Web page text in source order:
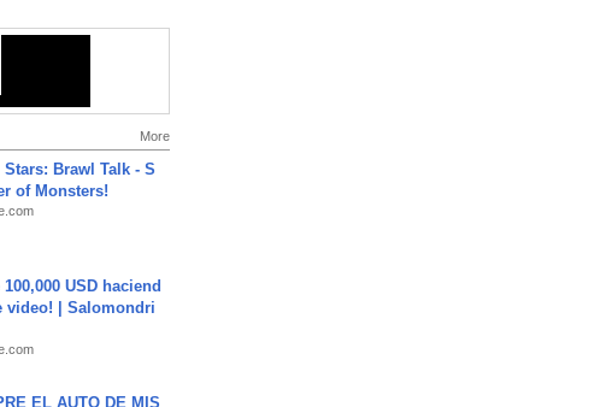
More
Stars: Brawl Talk - S
of Monsters!
100,000 USD haciend
video! | Salomondri
EL AUTO DE MIS